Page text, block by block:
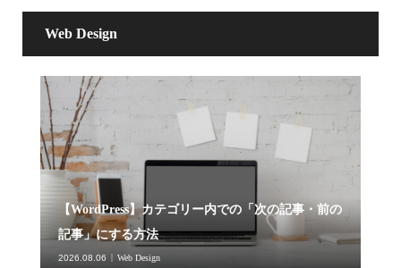
Web Design
【WordPress】カテゴリー内での「次の記事・前の
記事」にする方法
2026.08.06 Web Design